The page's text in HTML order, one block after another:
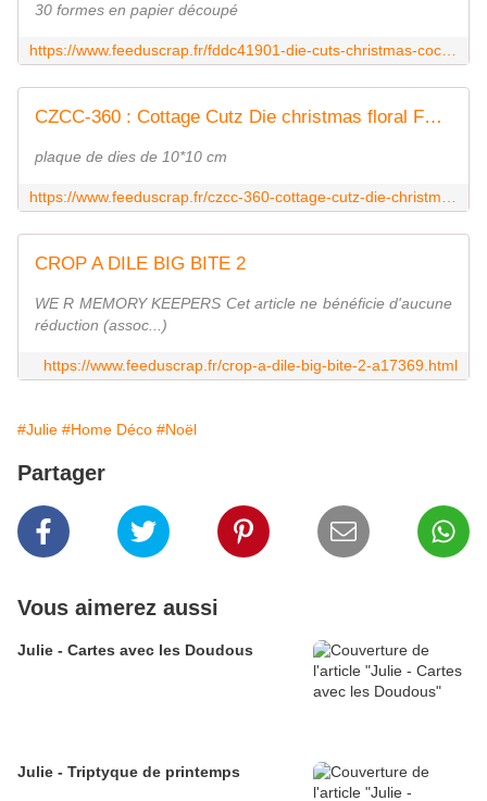
30 formes en papier découpé
CZCC-360 : Cottage Cutz Die christmas floral FEE DU SCRAP
plaque de dies de 10*10 cm
CROP A DILE BIG BITE 2
WE R MEMORY KEEPERS Cet article ne bénéficie d'aucune
réduction (assoc...)
https://www.feeduscrap.fr/crop-a-dile-big-bite-2-a17369.html
#Julie #Home Déco #Noël
Partager
Vous aimerez aussi
Julie - Cartes avec les Doudous
Julie - Triptyque de printemps